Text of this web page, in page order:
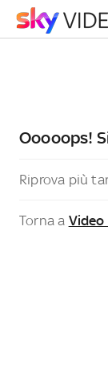
Ooooops!
Riprova più
Torna a Video